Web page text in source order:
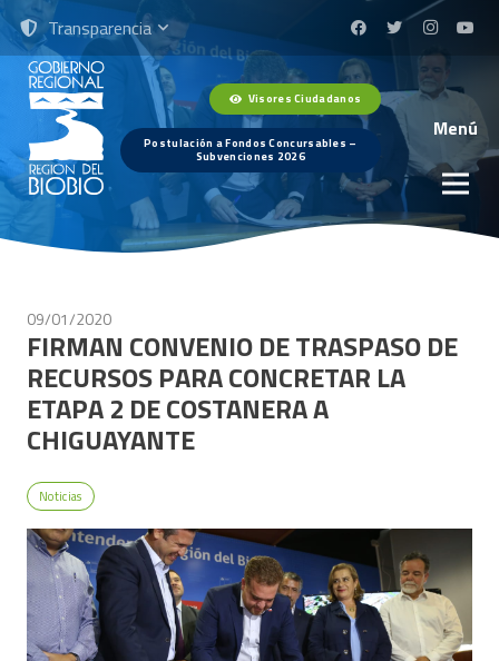
Transparencia
Visores Ciudadanos
Postulación a Fondos Concursables –
Subvenciones 2026
Menú
09/01/2020
FIRMAN CONVENIO DE TRASPASO DE
RECURSOS PARA CONCRETAR LA
ETAPA 2 DE COSTANERA A
CHIGUAYANTE
Noticias